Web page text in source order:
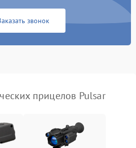
1000 ₽
звонок
прицелов Pulsar